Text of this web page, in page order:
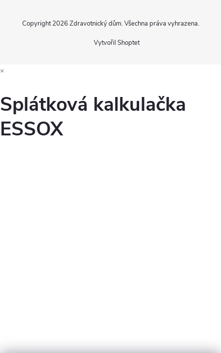
Vytvořil Shoptet
Copyright 2026 Zdravotnický dům. Všechna práva vyhrazena.
×
Splátková kalkulačka
ESSOX